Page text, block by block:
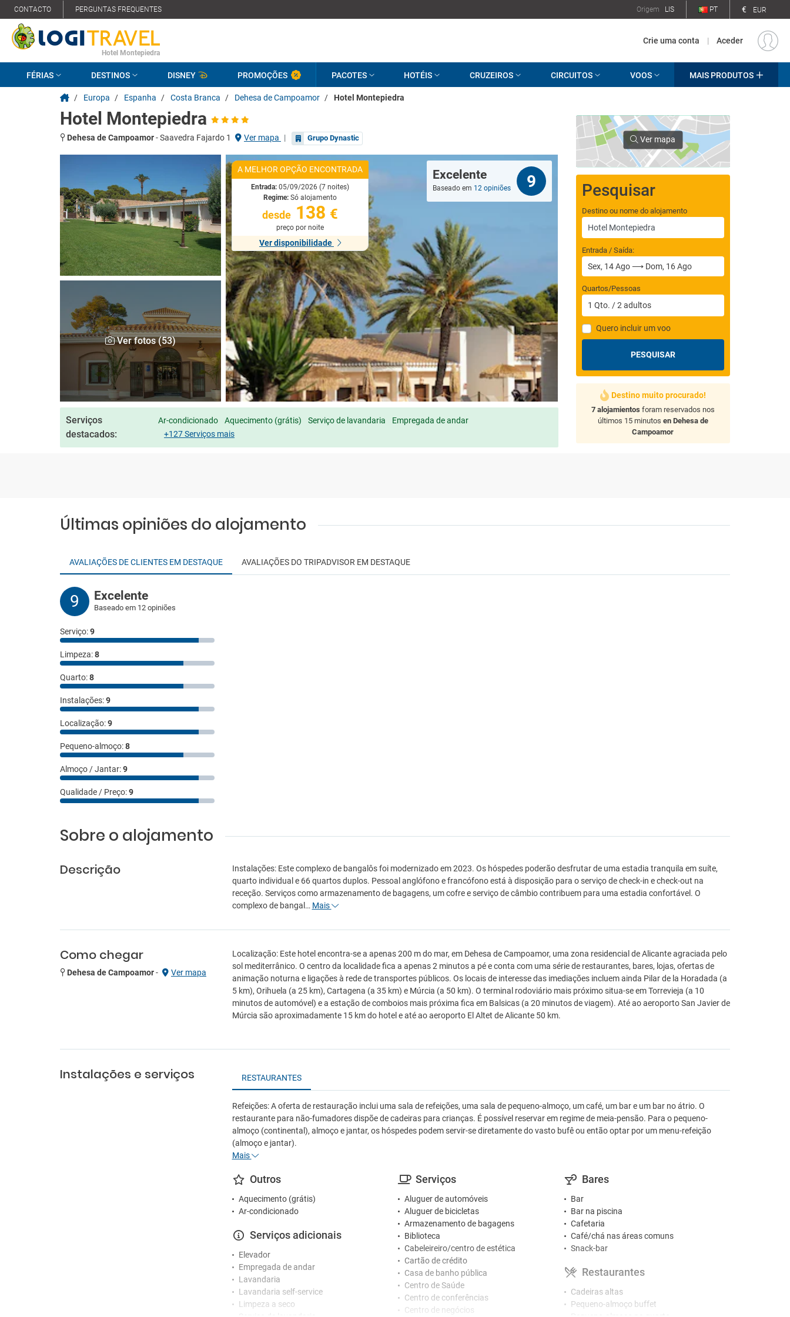
CONTACTO PERGUNTAS FREQUENTES Origem LIS PT € EUR
Hotel Montepiedra
Crie uma conta | Aceder
FÉRIAS DESTINOS DISNEY PROMOÇÕES PACOTES HOTÉIS CRUZEIROS CIRCUITOS VOOS MAIS PRODUTOS
/ Europa / Espanha / Costa Branca / Dehesa de Campoamor / Hotel Montepiedra
Hotel Montepiedra
Dehesa de Campoamor-Saavedra Fajardo 1 Ver mapa | Grupo Dynastic
Ver fotos (53)
Excelente
Baseado em 12 opiniões 9
A MELHOR OPÇÃO ENCONTRADA
Entrada:05/09/2026 (7 noites)
Regime:Só alojamento
desde 138 €
preço por noite
Ver disponibilidade
Serviços
destacados:
Ar-condicionado Aquecimento (grátis) Serviço de lavandaria
Empregada de andar
+127 Serviços mais
Ver mapa
Pesquisar
Destino ou nome do alojamento
Entrada / Saída:
Quartos/Pessoas
1 Qto. /2 adultos
Quero incluir um voo
PESQUISAR
Destino muito procurado!
7 alojamientos foram reservados nos
últimos 15 minutos en Dehesa de
Campoamor
Últimas opiniões do alojamento
AVALIAÇÕES DE CLIENTES EM DESTAQUE AVALIAÇÕES DO TRIPADVISOR EM DESTAQUE
9 Excelente
Baseado em 12 opiniões
Serviço:9
Limpeza:8
Quarto:8
Instalações:9
Localização:9
Pequeno-almoço:8
Almoço / Jantar:9
Qualidade / Preço:9
Sobre o alojamento
Descrição
Instalações: Este complexo de bangalôs foi modernizado em 2023. Os hóspedes poderão desfrutar de uma estadia tranquila em suíte,
quarto individual e 66 quartos duplos. Pessoal anglófono e francófono está à disposição para o serviço de check-in e check-out na
receção. Serviços como armazenamento de bagagens, um cofre e serviço de câmbio contribuem para uma estadia confortável. O
complexo de bangal… Mais
Como chegar
Dehesa de Campoamor- Ver mapa
Localização: Este hotel encontra-se a apenas 200 m do mar, em Dehesa de Campoamor, uma zona residencial de Alicante agraciada pelo
sol mediterrânico. O centro da localidade fica a apenas 2 minutos a pé e conta com uma série de restaurantes, bares, lojas, ofertas de
animação noturna e ligações à rede de transportes públicos. Os locais de interesse das imediações incluem ainda Pilar de la Horadada (a
5 km), Orihuela (a 25 km), Cartagena (a 35 km) e Múrcia (a 50 km). O terminal rodoviário mais próximo situa-se em Torrevieja (a 10
minutos de automóvel) e a estação de comboios mais próxima fica em Balsicas (a 20 minutos de viagem). Até ao aeroporto San Javier de
Múrcia são aproximadamente 15 km do hotel e até ao aeroporto El Altet de Alicante 50 km.
Instalações e serviços RESTAURANTES
Refeições: A oferta de restauração inclui uma sala de refeições, uma sala de pequeno-almoço, um café, um bar e um bar no átrio. O
restaurante para não-fumadores dispõe de cadeiras para crianças. É possível reservar em regime de meia-pensão. Para o pequeno-
almoço (continental), almoço e jantar, os hóspedes podem servir-se diretamente do vasto bufê ou então optar por um menu-refeição
(almoço e jantar).
Mais
Outros
Aquecimento (grátis)
Ar-condicionado
Serviços adicionais
Elevador
Empregada de andar
Lavandaria
Lavandaria self-service
Limpeza a seco
Serviços
Aluguer de automóveis
Aluguer de bicicletas
Armazenamento de bagagens
Biblioteca
Cabeleireiro/centro de estética
Cartão de crédito
Casa de banho pública
Centro de Saúde
Centro de conferências
Centro de negócios
Bares
Bar
Bar na piscina
Cafetaria
Café/chá nas áreas comuns
Snack-bar
Restaurantes
Cadeiras altas
Pequeno-almoço buffet